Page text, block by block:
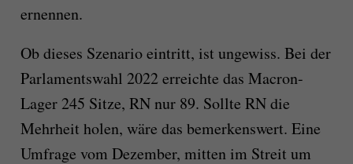
ernennen.
Ob dieses Szenario eintritt, ist ungewiss. Bei der
Parlamentswahl 2022 erreichte das Macron-
Lager 245 Sitze, RN nur 89. Sollte RN die
Mehrheit holen, wäre das bemerkenswert. Eine
Umfrage vom Dezember, mitten im Streit um